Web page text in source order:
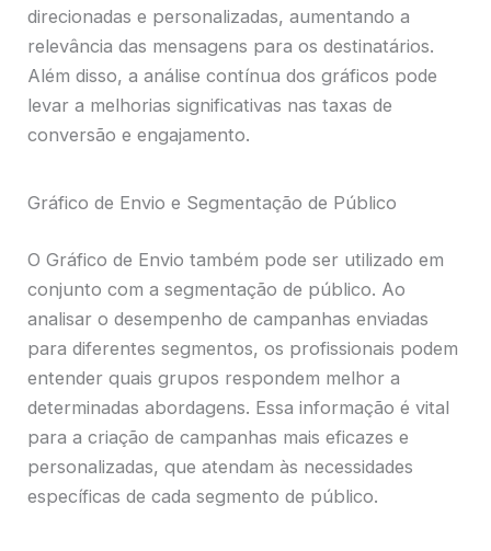
direcionadas e personalizadas, aumentando a
relevância das mensagens para os destinatários.
Além disso, a análise contínua dos gráficos pode
levar a melhorias significativas nas taxas de
conversão e engajamento.
Gráfico de Envio e Segmentação de Público
O Gráfico de Envio também pode ser utilizado em
conjunto com a segmentação de público. Ao
analisar o desempenho de campanhas enviadas
para diferentes segmentos, os profissionais podem
entender quais grupos respondem melhor a
determinadas abordagens. Essa informação é vital
para a criação de campanhas mais eficazes e
personalizadas, que atendam às necessidades
específicas de cada segmento de público.